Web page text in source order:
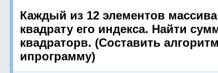
Каждый из 12 элементов
квадрату его индекса. Найти
квадраторв. (Составить
ипрограмму)